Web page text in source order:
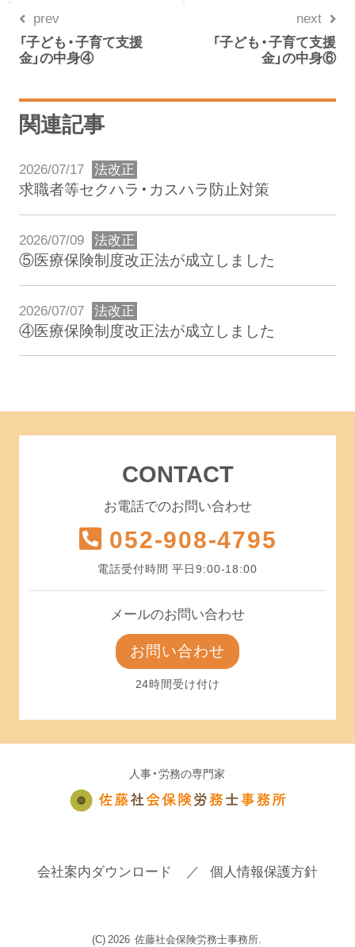
prev
「子ども・子育て支援
金」の中身④
next
「子ども・子育て支援
金」の中身⑥
関連記事
2026/07/17 法改正
求職者等セクハラ・カスハラ防止対策
2026/07/09 法改正
⑤医療保険制度改正法が成立しました
2026/07/07 法改正
④医療保険制度改正法が成立しました
CONTACT
お電話でのお問い合わせ
052-908-4795
電話受付時間 平日9:00-18:00
メールのお問い合わせ
お問い合わせ
24時間受け付け
人事・労務の専門家
会社案内ダウンロード 個人情報保護方針
(C) 2026 佐藤社会保険労務士事務所.